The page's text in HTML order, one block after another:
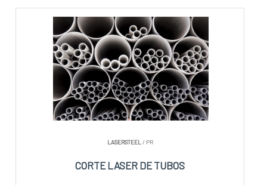
LASERSTEEL/ PR
CORTE LASER DE TUBOS